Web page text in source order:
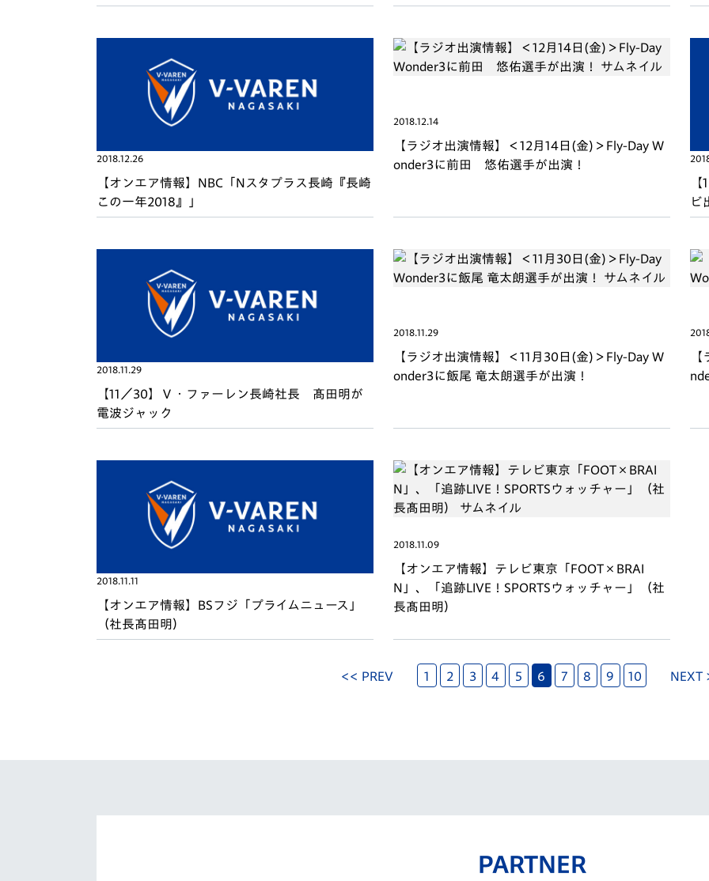
2018.12.26
【オンエア情報】NBC「Nスタプラス長崎『長崎
この一年2018』」
2018.12.14
【ラジオ出演情報】＜12月14日(金)＞Fly-Day W
onder3に前田 悠佑選手が出演！
ビ
2018.11.29
【11／30】Ｖ・ファーレン長崎社長 髙田明が
電波ジャック
2018.11.29
【ラジオ出演情報】＜11月30日(金)＞Fly-Day W
onder3に飯尾 竜太朗選手が出演！
2018.11.11
【オンエア情報】BSフジ「プライムニュース」
（社長髙田明）
2018.11.09
【オンエア情報】テレビ東京「FOOT×BRAI
N」、「追跡LIVE！SPORTSウォッチャー」（社
長髙田明）
<< PREV 1 2 3 4 5 6 7 8 9 10 NEXT
PARTNER